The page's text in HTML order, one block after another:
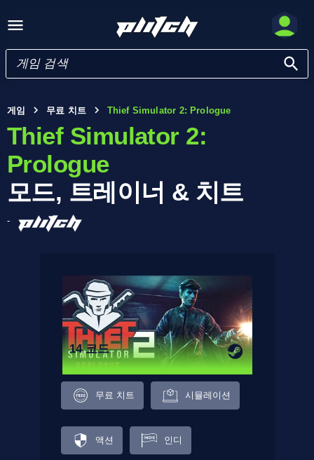
게임 무료 치트 Thief Simulator 2: Prologue
Thief Simulator 2:
Prologue
모드, 트레이너 & 치트
-
14 코드
무료 치트 시뮬레이션
액션 인디